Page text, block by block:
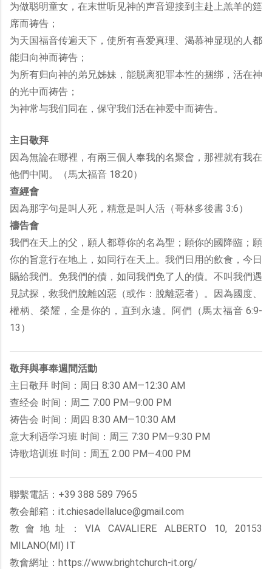
为做聪明童女，在末世听见神的声音迎接到主赴上羔羊的筵
席而祷告；
为天国福音传遍天下，使所有喜爱真理、渴慕神显现的人都
能归向神而祷告；
为所有归向神的弟兄姊妹，能脱离犯罪本性的捆绑，活在神
的光中而祷告；
为神常与我们同在，保守我们活在神爱中而祷告。
主日敬拜
因為無論在哪裡，有兩三個人奉我的名聚會，那裡就有我在
他們中間。（馬太福音 18:20）
查經會
因為那字句是叫人死，精意是叫人活（哥林多後書 3:6）
禱告會
我們在天上的父，願人都尊你的名為聖；願你的國降臨；願
你的旨意行在地上，如同行在天上。我們日用的飲食，今日
賜給我們。免我們的債，如同我們免了人的債。不叫我們遇
見試探，救我們脫離凶惡（或作：脫離惡者）。因為國度、
權柄、榮耀，全是你的，直到永遠。阿們（馬太福音 6:9-
13）
敬拜與事奉週間活動
主日敬拜 时间：周日 8:30 AM—12:30 AM
查经会 时间：周二 7:00 PM—9:00 PM
祷告会 时间：周四 8:30 AM—10:30 AM
意大利语学习班 时间：周三 7:30 PM—9:30 PM
诗歌培训班 时间：周五 2:00 PM—4:00 PM
聯繫電話：+39 388 589 7965
教会邮箱：it.chiesadellaluce@gmail.com
教會地址：VIA CAVALIERE ALBERTO 10, 20153
MILANO(MI) IT
教會網址：https://www.brightchurch-it.org/